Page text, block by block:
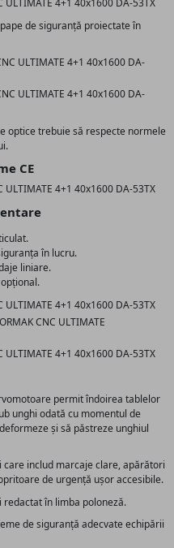
de siguranță proiectate în
optice trebuie să respecte normele
CE
în lucru.
liniare.
permit îndoirea tablelor
unghi odată cu momentul de
și să păstreze unghiul
includ marcaje clare, apărători
de urgență ușor accesibile.
redactat în limba poloneză.
de siguranță adecvate echipării